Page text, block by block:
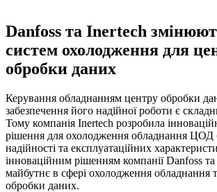
Danfoss та Inertech
систем охолодження для
обробки даних
Керування обладнанням центру обробки
забезпечення його надійної роботи є
Тому компанія Inertech розробила
рішення для охолодження обладнання ЦОД
надійності та експлуатаційних
інноваційним рішенням компанії Danfoss
майбутнє в сфері охолодження обладнання
обробки даних.